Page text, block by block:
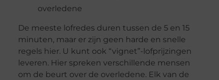
overledene
De meeste lofredes duren tussen de 5 en 15
minuten, maar er zijn geen harde en snelle
regels hier. U kunt ook “vignet”-lofprijzingen
leveren. Hier spreken verschillende mensen
om de beurt over de overledene. Elk van de